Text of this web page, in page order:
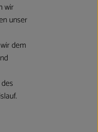
wir
unser
dem